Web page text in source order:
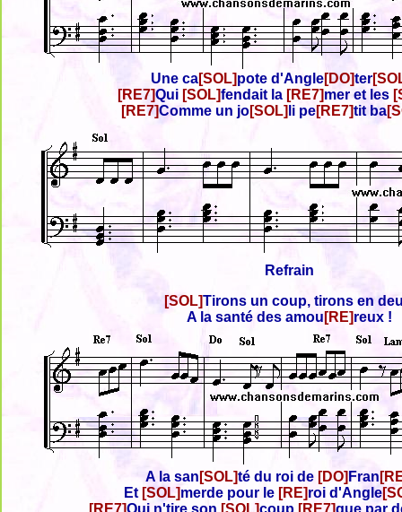
Une ca[SOL]pote d'Angle[DO]ter
[RE7]Qui [SOL]fendait la [RE7]mer et les
[RE7]Comme un jo[SOL] li pe[RE7]tit ba
Refrain
[SOL]Tirons un coup, tirons en
A la santé des amou [RE]reux !
A la san [SOL]té du roi de [DO] Fran
Et [SOL]merde pour le [RE]roi d'Angle
[RE7]Qui n'tire son [SOL]coup [RE7]que par